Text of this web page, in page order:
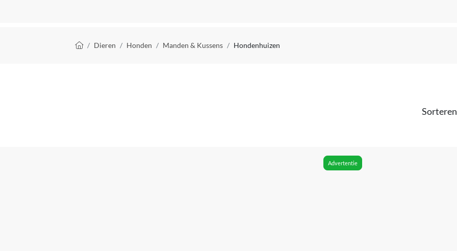
Kruimelpad
Dieren Honden Manden & Kussens Hondenhuizen
Advertentie